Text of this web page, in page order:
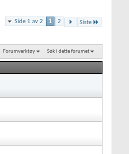
Side 1 av 2 1 2 Siste
Forumverktøy Søk i dette forumet